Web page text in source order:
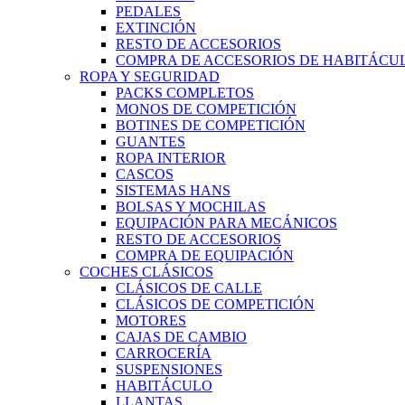
PEDALES
EXTINCIÓN
RESTO DE ACCESORIOS
COMPRA DE ACCESORIOS DE
ROPA Y SEGURIDAD
PACKS COMPLETOS
MONOS DE COMPETICIÓN
BOTINES DE COMPETICIÓN
GUANTES
ROPA INTERIOR
CASCOS
SISTEMAS HANS
BOLSAS Y MOCHILAS
EQUIPACIÓN PARA MECÁNICOS
RESTO DE ACCESORIOS
COMPRA DE EQUIPACIÓN
COCHES CLÁSICOS
CLÁSICOS DE CALLE
CLÁSICOS DE COMPETICIÓN
MOTORES
CAJAS DE CAMBIO
CARROCERÍA
SUSPENSIONES
HABITÁCULO
LLANTAS